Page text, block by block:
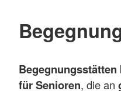
Begegnungsstätten
für Senioren, die an